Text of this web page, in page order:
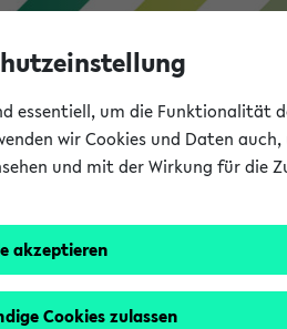
essentiell, um die Funktionalität
wir Cookies und Daten
und mit der Wirkung für die
akzeptieren
Cookies zulassen